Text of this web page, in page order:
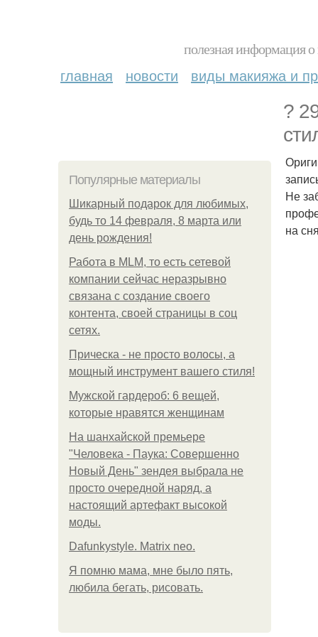
полезная информация
главная новости виды макияжа и
?
Популярные материалы
Шикарный подарок для любимых,
будь то 14 февраля, 8 марта или
день рождения!
Работа в MLM, то есть сетевой
компании сейчас неразрывно
связана с создание своего
контента, своей страницы в соц
сетях.
Прическа - не просто волосы, а
мощный инструмент вашего стиля!
Мужской гардероб: 6 вещей,
которые нравятся женщинам
На шанхайской премьере
"Человека - Паука: Совершенно
Новый День" зендея выбрала не
просто очередной наряд, а
настоящий артефакт высокой
моды.
Dafunkystyle. Matrix neo.
Я помню мама, мне было пять,
любила бегать, рисовать.
Не
на